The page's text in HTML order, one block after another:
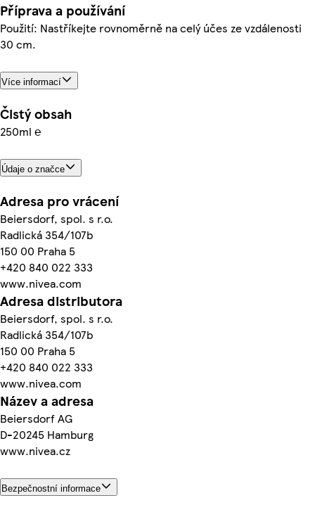
Příprava a používání
Použití: Nastříkejte rovnoměrně na celý účes ze vzdálenosti
30 cm.
Více informací
Čistý obsah
250ml ℮
Údaje o značce
Adresa pro vrácení
Beiersdorf, spol. s r.o.
Radlická 354/107b
150 00 Praha 5
+420 840 022 333
www.nivea.com
Adresa distributora
Beiersdorf, spol. s r.o.
Radlická 354/107b
150 00 Praha 5
+420 840 022 333
www.nivea.com
Název a adresa
Beiersdorf AG
D-20245 Hamburg
www.nivea.cz
Bezpečnostní informace